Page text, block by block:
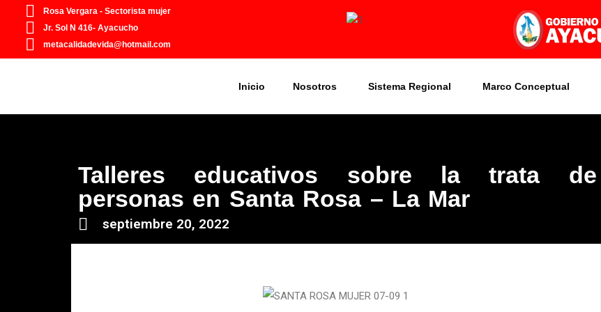
contenido
Rosa Vergara - Sectorista mujer
Jr. Sol N 416- Ayacucho
metacalidadevida@hotmail.com
Inicio Nosotros Sistema Regional Marco Conceptual
Talleres educativos sobre la trata de
personas en Santa Rosa – La Mar
septiembre 20, 2022